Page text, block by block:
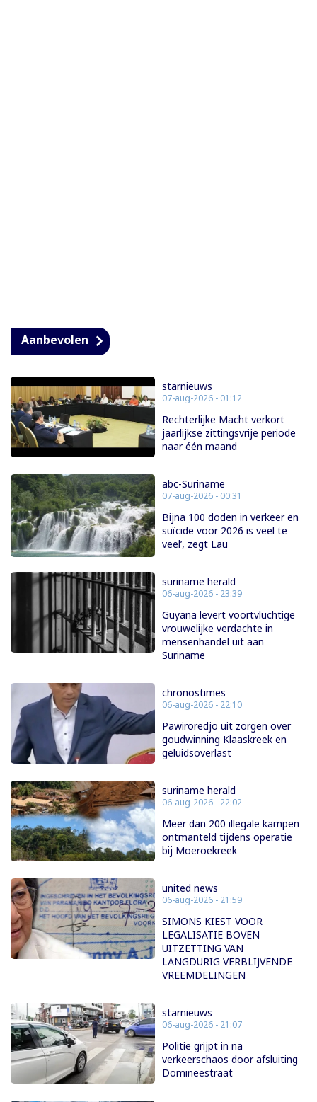
Aanbevolen
starnieuws
07-aug-2026 - 01:12
Rechterlijke Macht verkort
jaarlijkse zittingsvrije periode
naar één maand
abc-Suriname
07-aug-2026 - 00:31
Bijna 100 doden in verkeer en
suïcide voor 2026 is veel te
veel’, zegt Lau
suriname herald
06-aug-2026 - 23:39
Guyana levert voortvluchtige
vrouwelijke verdachte in
mensenhandel uit aan
Suriname
chronostimes
06-aug-2026 - 22:10
Pawiroredjo uit zorgen over
goudwinning Klaaskreek en
geluidsoverlast
suriname herald
06-aug-2026 - 22:02
Meer dan 200 illegale kampen
ontmanteld tijdens operatie
bij Moeroekreek
united news
06-aug-2026 - 21:59
SIMONS KIEST VOOR
LEGALISATIE BOVEN
UITZETTING VAN
LANGDURIG VERBLIJVENDE
VREEMDELINGEN
starnieuws
06-aug-2026 - 21:07
Politie grijpt in na
verkeerschaos door afsluiting
Domineestraat